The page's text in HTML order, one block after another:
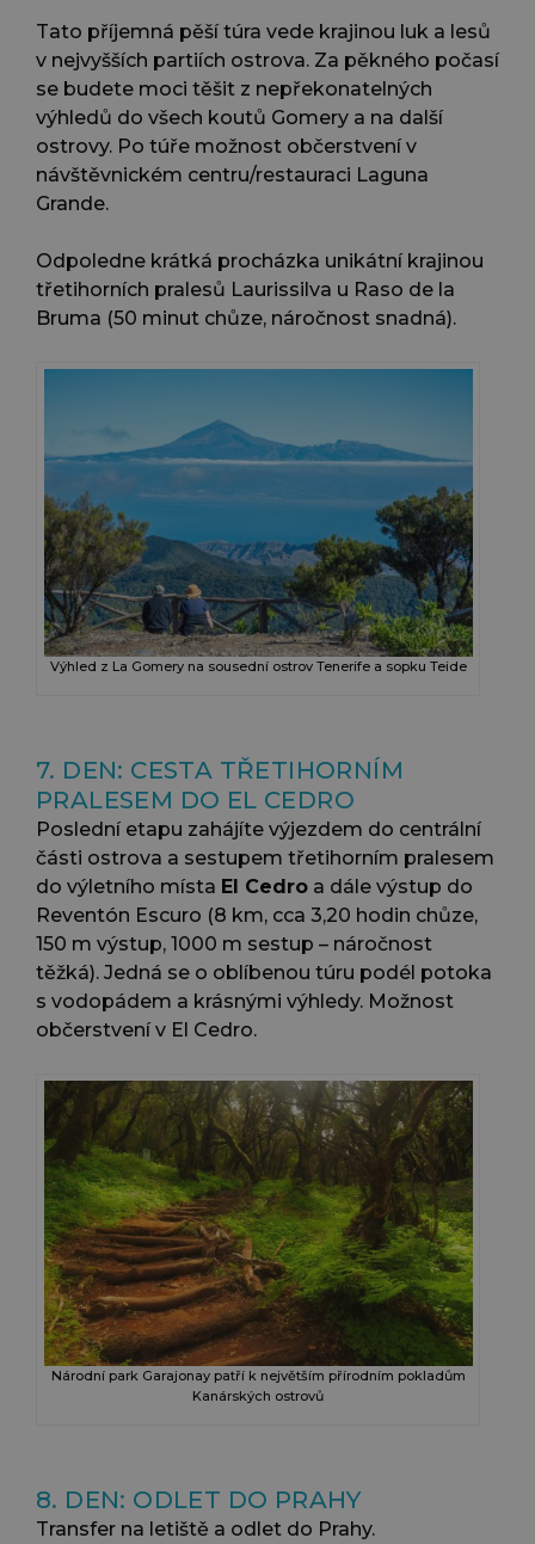
Tato příjemná pěší túra vede krajinou luk a lesů
v nejvyšších partiích ostrova. Za pěkného počasí
se budete moci těšit z nepřekonatelných
výhledů do všech koutů Gomery a na další
ostrovy. Po túře možnost občerstvení v
návštěvnickém centru/restauraci Laguna
Grande.
Odpoledne krátká procházka unikátní krajinou
třetihorních pralesů Laurissilva u Raso de la
Bruma (50 minut chůze, náročnost snadná).
Výhled z La Gomery na sousední ostrov Tenerife a sopku Teide
7. DEN: CESTA TŘETIHORNÍM
PRALESEM DO EL CEDRO
Poslední etapu zahájíte výjezdem do centrální
části ostrova a sestupem třetihorním pralesem
do výletního místa El Cedro a dále výstup do
Reventón Escuro (8 km, cca 3,20 hodin chůze,
150 m výstup, 1000 m sestup – náročnost
těžká). Jedná se o oblíbenou túru podél potoka
s vodopádem a krásnými výhledy. Možnost
občerstvení v El Cedro.
Národní park Garajonay patří k největším přírodním pokladům
Kanárských ostrovů
8. DEN: ODLET DO PRAHY
Transfer na letiště a odlet do Prahy.